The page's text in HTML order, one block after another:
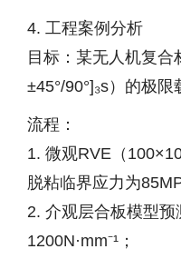
4. 工程案例分析
目标：某无人机复合
±45°/90°]₃s）的极限
流程：
1. 微观RVE（
脱粘临界应力为
2. 介观层合板模型
1200N·mm⁻¹；